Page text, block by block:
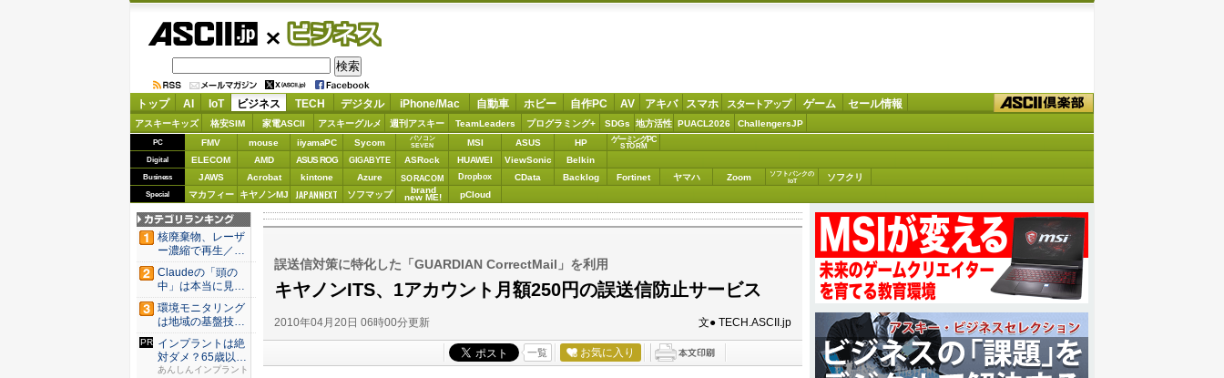
ビジネス
トップ AI IoT ビジネス TECH デジタル iPhone/Mac 自動車 ホビー 自作PC AV アキバ スマホ スタートアップ ゲーム セール情報
アスキーキッズ 格安SIM 家電ASCII アスキーグルメ 週刊アスキー TeamLeaders プログラミング+ SDGs 地方活性 PUACL2026 ChallengersJP
PC FMV mouse iiyamaPC Sycom
パソコン
SEVEN
MSI ASUS HP ゲーミングPC
STORM
Digital ELECOM AMD ASUS ROG GIGABYTE ASRock HUAWEI ViewSonic Belkin
Business JAWS Acrobat kintone Azure SORACOM Dropbox CData Backlog Fortinet ヤマハ Zoom
ソフトバンクの
IoT
ソフクリ
Special マカフィー キヤノンMJ JAPANNEXT ソフマップ brand
new ME! pCloud
誤送信対策に特化した「GUARDIAN CorrectMail」を利用
キヤノンITS、1アカウント月額250円の誤送信防止サービス
2010年04月20日 06時00分更新 文● TECH.ASCII.jp
一覧 お気に入り
核廃棄物、レーザ
ー濃縮で再生／ブ
タ腎臓、...
Claudeの「頭の
中」は本当に見え
たの...
環境モニタリング
は地域の基盤技術
へ 村上...
インプラントは絶
対ダメ？65歳以上
の方は...
あんしんインプラント